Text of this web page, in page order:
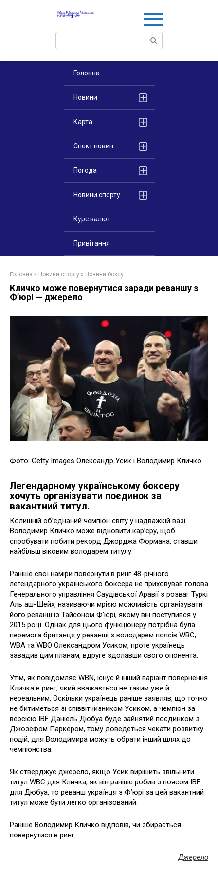
Поиск:
Головна
Новини
Карта
Спект новин
Погода
Новини спорту
Курс валют
Привітання
Головна » Новини спорту » Новини боксу
Кличко може повернутися заради реваншу з
Ф’юрі — джерело
Фото: Getty Images Олександр Усик і Володимир Кличко
Легендарному українському боксеру
хочуть організувати поєдинок за
вакантний титул.
Колишній об’єднаний чемпіон світу у надважкій вазі
Володимир Кличко може відновити кар’єру, щоб
спробувати побити рекорд Джорджа Формана, ставши
найбільш віковим володарем титулу.
Раніше свої наміри повернути в ринг 48-річного
легендарного українського боксера не приховував голова
Генерального управління Саудівської Аравії з розваг Туркі
Аль аш-Шейх, називаючи мрією можливість організувати
його реванш із Тайсоном Ф’юрі, якому він поступився у
2015 році. Однак для цього функціонеру потрібна була
перемога британця у реванші з володарем поясів WBC,
WBA та WBO Олександром Усиком, проте українець
завадив цим планам, вдруге здолавши свого опонента.
Утім, як повідомляє WBN, існує й інший варіант повернення
Кличка в ринг, який вважається не таким уже й
нереальним. Оскільки українець раніше заявляв, що точно
не битиметься зі співвітчизником Усиком, а чемпіон за
версією IBF Даніель Дюбуа буде зайнятий поєдинком з
Джозефом Паркером, тому доведеться чекати розвитку
подій, для Володимира можуть обрати інший шлях до
чемпіонства.
Як стверджує джерело, якщо Усик вирішить звільнити
титул WBC для Кличка, як він раніше робив з поясом IBF
для Дюбуа, то реванш українця з Ф’юрі за цей вакантний
титул може бути легко організований.
Раніше Володимир Кличко відповів, чи збирається
повернутися в ринг.
Джерело